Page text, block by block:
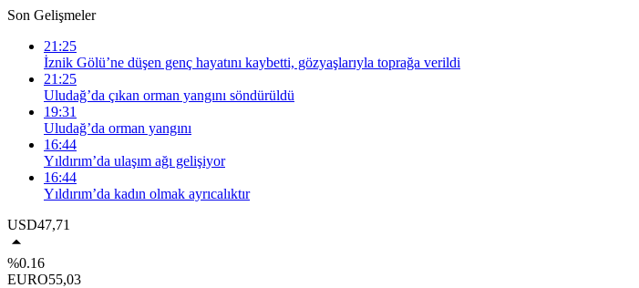
Son Gelişmeler
21:25
İznik Gölü’ne düşen genç hayatını kaybetti, gözyaşlarıyla toprağa verildi
21:25
Uludağ’da çıkan orman yangını söndürüldü
19:31
Uludağ’da orman yangını
16:44
Yıldırım’da ulaşım ağı gelişiyor
16:44
Yıldırım’da kadın olmak ayrıcalıktır
USD47,71
%0.16
EURO55,03